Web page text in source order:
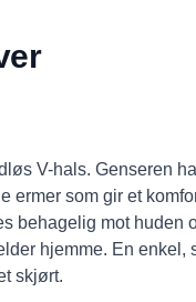
V-hals. Genseren
ermer som gir et
behagelig mot huden
hjemme. En enkel,
skjørt.